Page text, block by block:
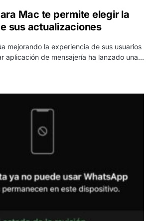
Mac te permite elegir la
sus actualizaciones
mejorando la experiencia de sus usuarios
aplicación de mensajería ha lanzado una…